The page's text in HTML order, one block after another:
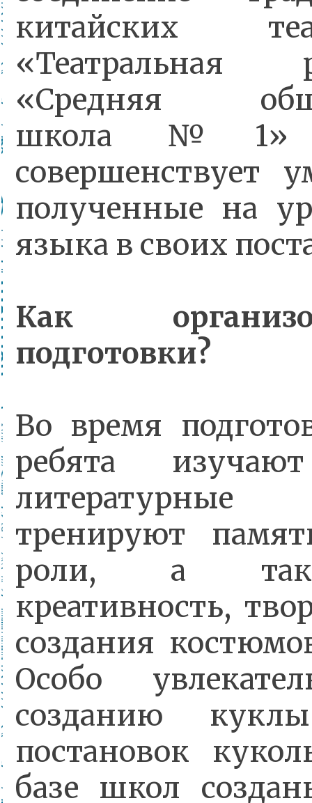
китайских
«Средняя
школа №1»
совершенствует
полученные на
языка в своих
Как
подготовки?
Во время
ребята
литературные
тренируют
роли, а
креативность,
создания
Особо
созданию
постановок
базе школ